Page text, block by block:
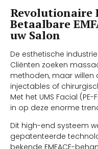
Revolutionaire
Betaalbare
uw Salon
De esthetische
Cliënten zoeken
methoden, maar
injectables of
Met het UMS Facial
in op deze enorme
Dit high-end systeem
gepatenteerde